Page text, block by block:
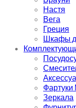
Настя
Вега
Греция
Шкафы
Зеркала